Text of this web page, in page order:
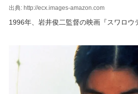
出典: http://ecx.images-amazon.com
1996年、岩井俊二監督の映画『スワロウ